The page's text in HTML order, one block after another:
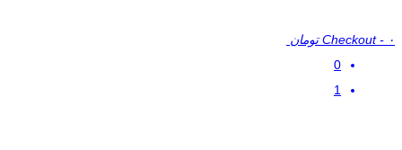
Checkout - ۰ تومان
0
1